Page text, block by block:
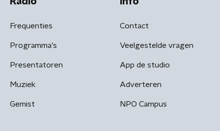
Frequenties
Programma's
Presentatoren
Muziek
Gemist
Contact
Veelgestelde vragen
App de studio
Adverteren
NPO Campus